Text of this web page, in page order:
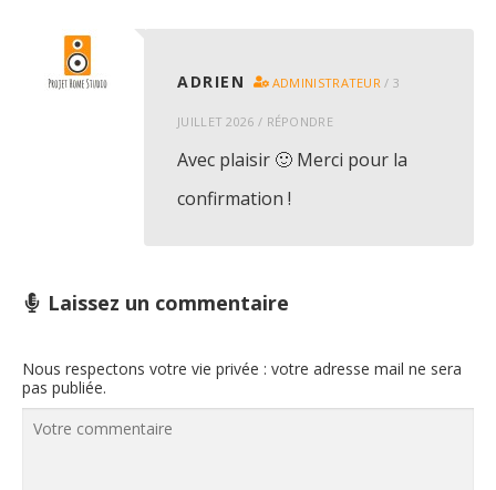
ADRIEN ADMINISTRATEUR / 3
JUILLET 2026 / RÉPONDRE
Avec plaisir 🙂 Merci pour la
confirmation !
Laissez un commentaire
Nous respectons votre vie privée : votre adresse mail ne sera
pas publiée.